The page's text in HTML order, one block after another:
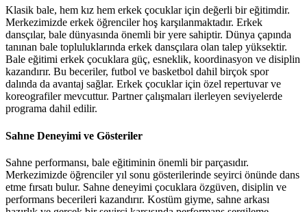
Klasik bale, hem kız hem erkek çocuklar için değerli bir eğitimdir.
Merkezimizde erkek öğrenciler hoş karşılanmaktadır. Erkek
dansçılar, bale dünyasında önemli bir yere sahiptir. Dünya çapında
tanınan bale topluluklarında erkek dansçılara olan talep yüksektir.
Bale eğitimi erkek çocuklara güç, esneklik, koordinasyon ve disiplin
kazandırır. Bu beceriler, futbol ve basketbol dahil birçok spor
dalında da avantaj sağlar. Erkek çocuklar için özel repertuvar ve
koreografiler mevcuttur. Partner çalışmaları ilerleyen seviyelerde
programa dahil edilir.
Sahne Deneyimi ve Gösteriler
Sahne performansı, bale eğitiminin önemli bir parçasıdır.
Merkezimizde öğrenciler yıl sonu gösterilerinde seyirci önünde dans
etme fırsatı bulur. Sahne deneyimi çocuklara özgüven, disiplin ve
performans becerileri kazandırır. Kostüm giyme, sahne arkası